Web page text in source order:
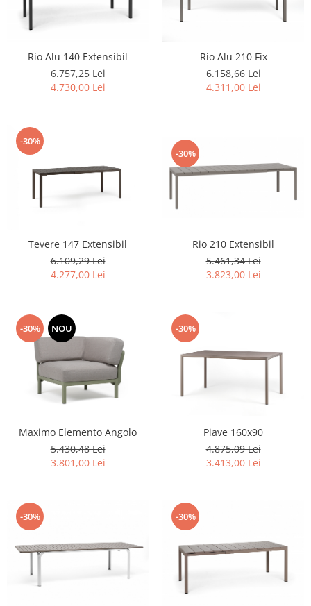
Rio Alu 140 Extensibil
6.757,25 Lei
4.730,00 Lei
Rio Alu 210 Fix
6.158,66 Lei
4.311,00 Lei
-30%
Tevere 147 Extensibil
6.109,29 Lei
4.277,00 Lei
-30%
Rio 210 Extensibil
5.461,34 Lei
3.823,00 Lei
-30% NOU
Maximo Elemento Angolo
5.430,48 Lei
3.801,00 Lei
-30%
Piave 160x90
4.875,09 Lei
3.413,00 Lei
-30% -30%